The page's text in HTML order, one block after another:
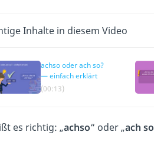
Inhalte in diesem Video
achso oder ach so?
— einfach erklärt
(00:13)
es richtig: „achso“ oder „ach so